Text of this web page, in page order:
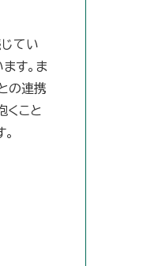
てい
す。ま
の連携
くこと